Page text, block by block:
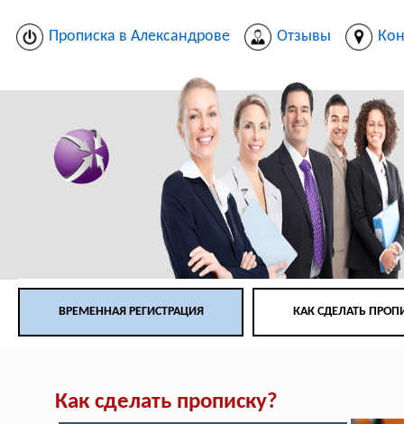
Прописка в Александрове Отзывы
ВРЕМЕННАЯ РЕГИСТРАЦИЯ КАК СДЕЛАТЬ
Как сделать прописку?